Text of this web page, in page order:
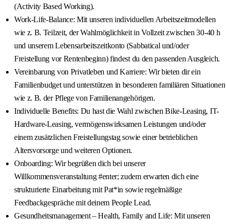
(Activity Based Working).
Work-Life-Balance: Mit unseren individuellen Arbeitszeitmodellen
wie z. B. Teilzeit, der Wahlmöglichkeit in Vollzeit zwischen 30-40 h
und unserem Lebensarbeitszeitkonto (Sabbatical und/oder
Freistellung vor Rentenbeginn) findest du den passenden Ausgleich.
Vereinbarung von Privatleben und Karriere: Wir bieten dir ein
Familienbudget und unterstützen in besonderen familiären Situationen
wie z. B. der Pflege von Familienangehörigen.
Individuelle Benefits: Du hast die Wahl zwischen Bike-Leasing, IT-
Hardware-Leasing, vermögenswirksamen Leistungen und/oder
einem zusätzlichen Freistellungstag sowie einer betrieblichen
Altersvorsorge und weiteren Optionen.
Onboarding: Wir begrüßen dich bei unserer
Willkommensveranstaltung #enter; zudem erwarten dich eine
strukturierte Einarbeitung mit Pat*in sowie regelmäßige
Feedbackgespräche mit deinem People Lead.
Gesundheitsmanagement – Health, Family and Life: Mit unseren